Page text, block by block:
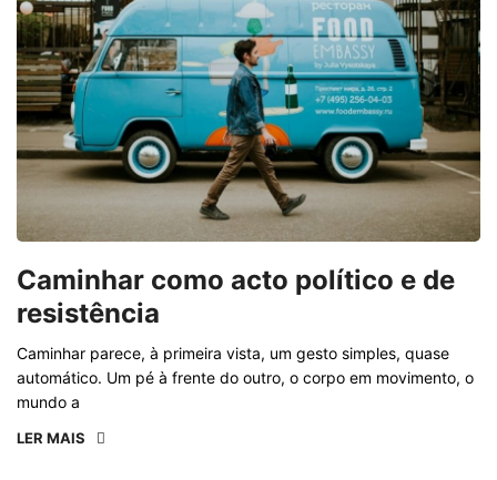
Caminhar como acto político e de
resistência
Caminhar parece, à primeira vista, um gesto simples, quase
automático. Um pé à frente do outro, o corpo em movimento, o
mundo a
LER MAIS